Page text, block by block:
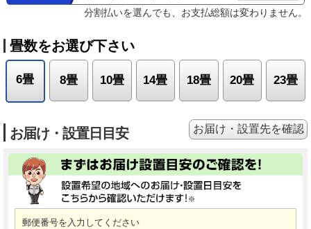
分割払いを選んでも、お支払総額は変わりません。
畳数をお選び下さい
6畳 8畳 10畳 14畳 18畳 20畳 23畳
お届け・設置日目安
郵便番号を入力してください
お届け・設置先を確認